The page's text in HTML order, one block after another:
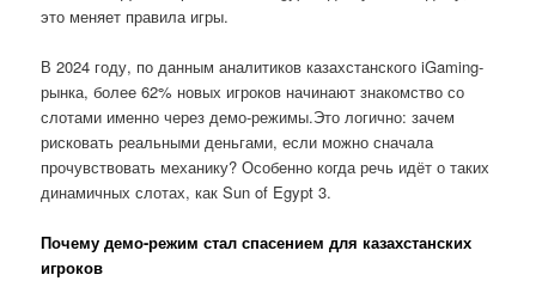
это меняет правила игры.
В 2024 году, по данным аналитиков казахстанского iGaming-
рынка, более 62% новых игроков начинают знакомство со
слотами именно через демо-режимы.Это логично: зачем
рисковать реальными деньгами, если можно сначала
прочувствовать механику? Особенно когда речь идёт о таких
динамичных слотах, как Sun of Egypt 3.
Почему демо-режим стал спасением для казахстанских
игроков